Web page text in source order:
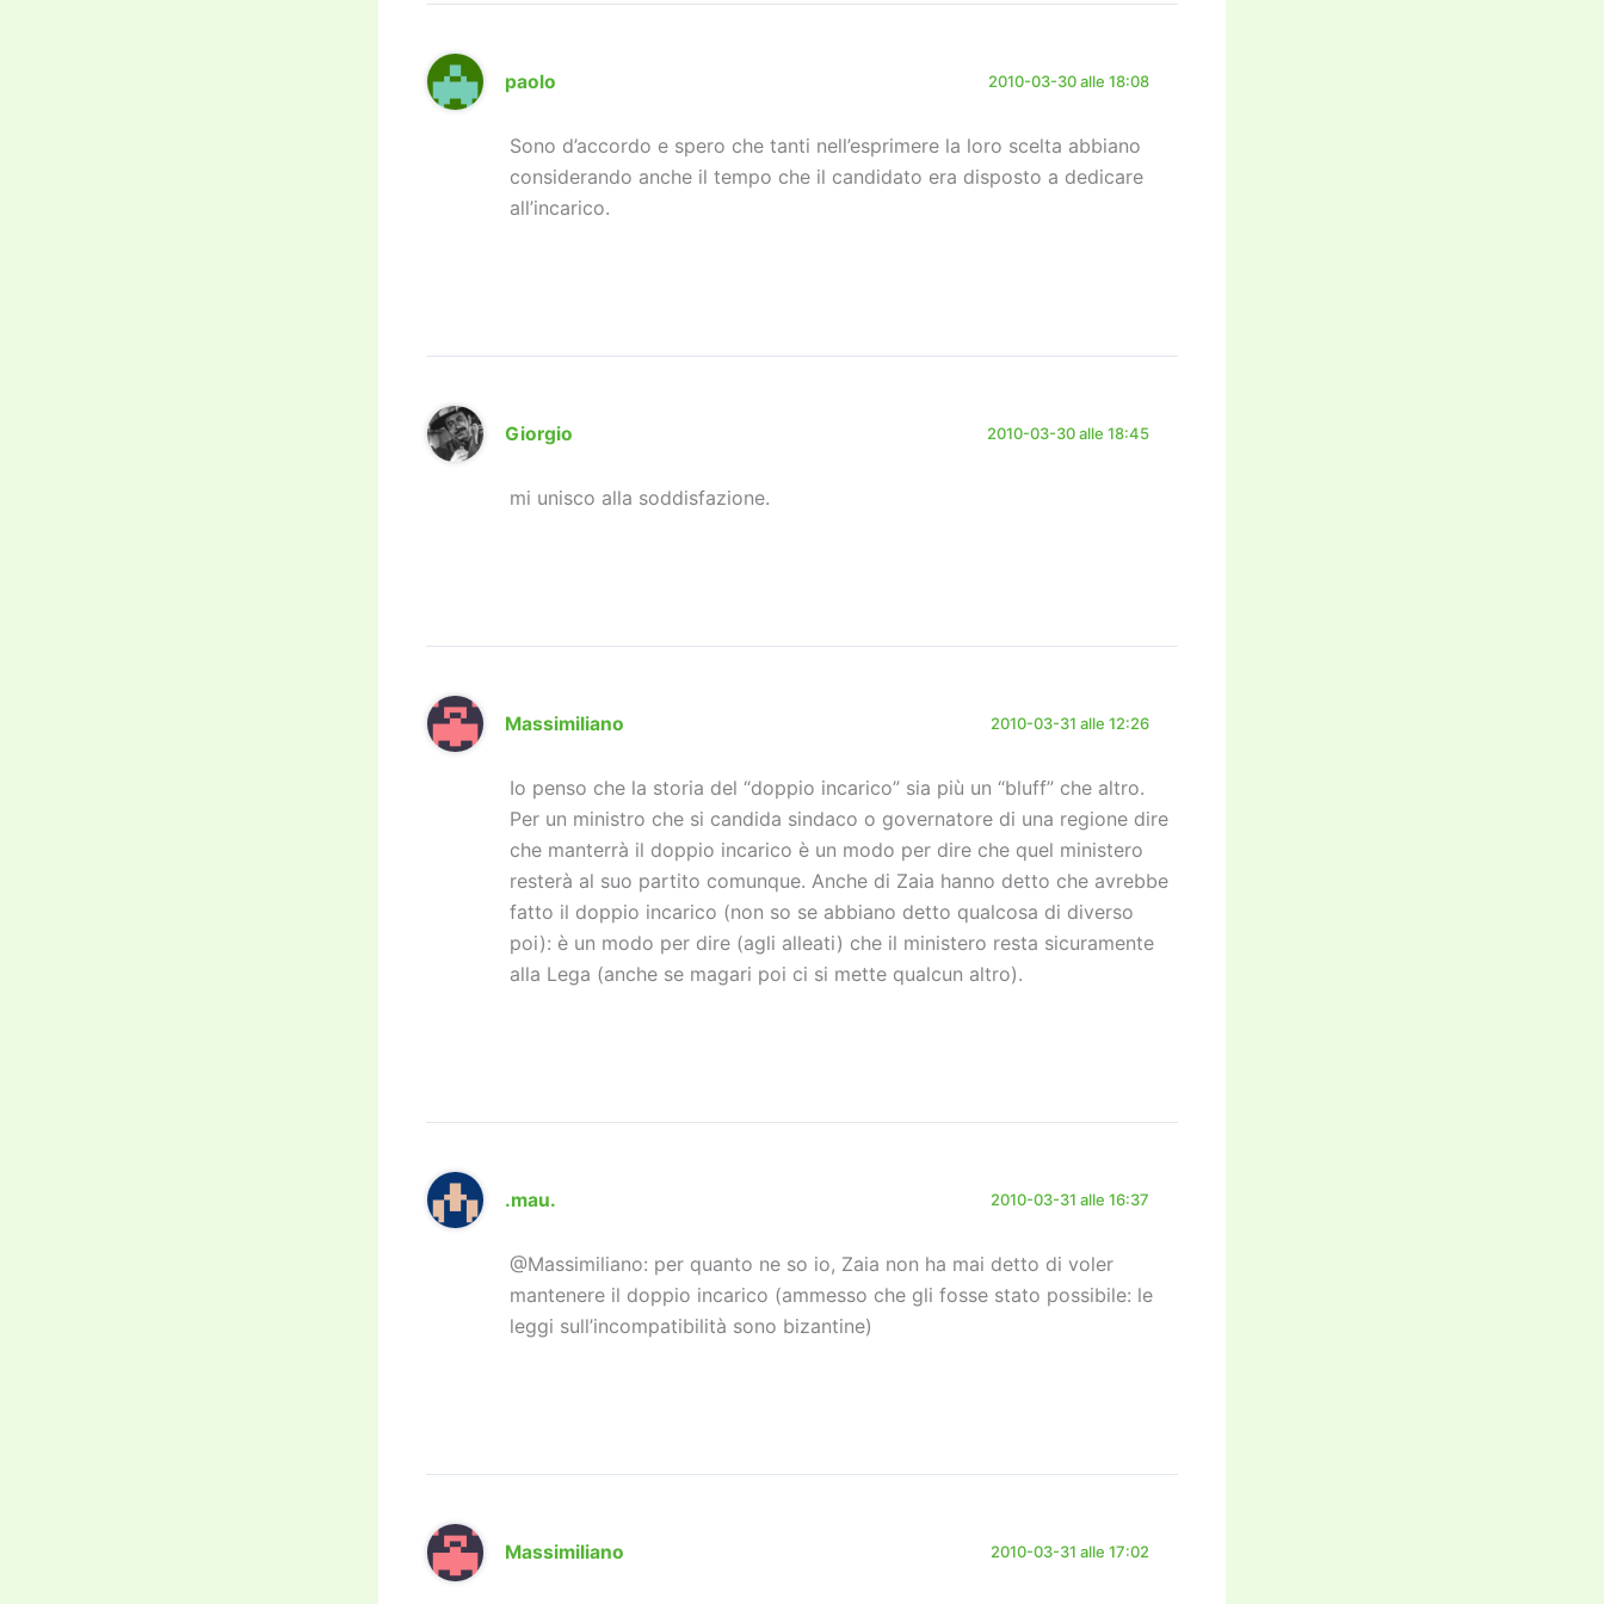
paolo 2010-03-30 alle 18:08
Sono d’accordo e spero che tanti nell’esprimere la loro scelta abbiano
considerando anche il tempo che il candidato era disposto a dedicare
all’incarico.
Giorgio 2010-03-30 alle 18:45
mi unisco alla soddisfazione.
Massimiliano 2010-03-31 alle 12:26
Io penso che la storia del “doppio incarico” sia più un “bluff” che altro.
Per un ministro che si candida sindaco o governatore di una regione dire
che manterrà il doppio incarico è un modo per dire che quel ministero
resterà al suo partito comunque. Anche di Zaia hanno detto che avrebbe
fatto il doppio incarico (non so se abbiano detto qualcosa di diverso
poi): è un modo per dire (agli alleati) che il ministero resta sicuramente
alla Lega (anche se magari poi ci si mette qualcun altro).
.mau. 2010-03-31 alle 16:37
@Massimiliano: per quanto ne so io, Zaia non ha mai detto di voler
mantenere il doppio incarico (ammesso che gli fosse stato possibile: le
leggi sull’incompatibilità sono bizantine)
Massimiliano 2010-03-31 alle 17:02